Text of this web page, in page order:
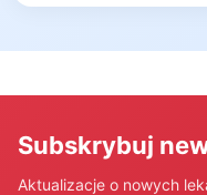
Subskrybuj
Aktualizacje o nowych